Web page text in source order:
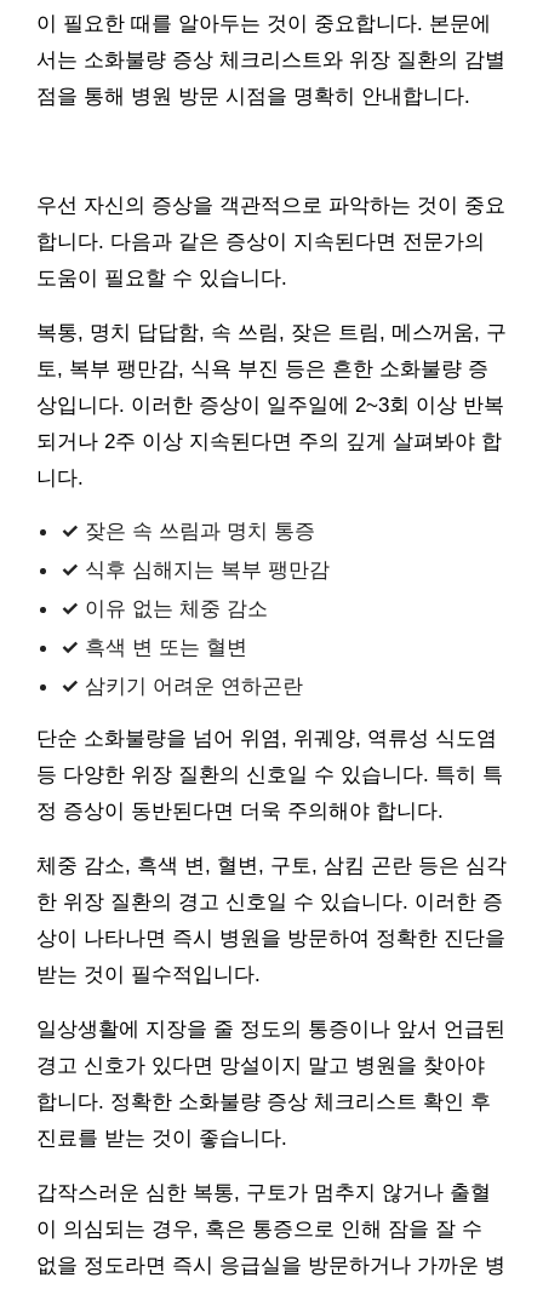
이 필요한 때를 알아두는 것이 중요합니다. 본문에
서는 소화불량 증상 체크리스트와 위장 질환의 감별
점을 통해 병원 방문 시점을 명확히 안내합니다.
우선 자신의 증상을 객관적으로 파악하는 것이 중요
합니다. 다음과 같은 증상이 지속된다면 전문가의
도움이 필요할 수 있습니다.
복통, 명치 답답함, 속 쓰림, 잦은 트림, 메스꺼움, 구
토, 복부 팽만감, 식욕 부진 등은 흔한 소화불량 증
상입니다. 이러한 증상이 일주일에 2~3회 이상 반복
되거나 2주 이상 지속된다면 주의 깊게 살펴봐야 합
니다.
✓ 잦은 속 쓰림과 명치 통증
✓ 식후 심해지는 복부 팽만감
✓ 이유 없는 체중 감소
✓ 흑색 변 또는 혈변
✓ 삼키기 어려운 연하곤란
단순 소화불량을 넘어 위염, 위궤양, 역류성 식도염
등 다양한 위장 질환의 신호일 수 있습니다. 특히 특
정 증상이 동반된다면 더욱 주의해야 합니다.
체중 감소, 흑색 변, 혈변, 구토, 삼킴 곤란 등은 심각
한 위장 질환의 경고 신호일 수 있습니다. 이러한 증
상이 나타나면 즉시 병원을 방문하여 정확한 진단을
받는 것이 필수적입니다.
일상생활에 지장을 줄 정도의 통증이나 앞서 언급된
경고 신호가 있다면 망설이지 말고 병원을 찾아야
합니다. 정확한 소화불량 증상 체크리스트 확인 후
진료를 받는 것이 좋습니다.
갑작스러운 심한 복통, 구토가 멈추지 않거나 출혈
이 의심되는 경우, 혹은 통증으로 인해 잠을 잘 수
없을 정도라면 즉시 응급실을 방문하거나 가까운 병